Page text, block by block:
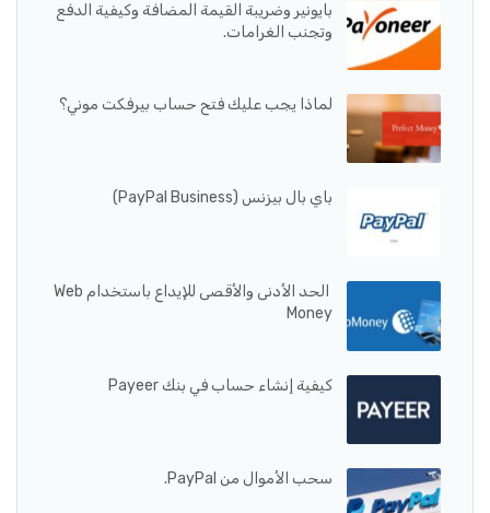
بايونير وضريبة القيمة المضافة وكيفية الدفع
وتجنب الغرامات.
لماذا يجب عليك فتح حساب بيرفكت موني؟
باي بال بيزنس (PayPal Business)
الحد الأدنى والأقصى للإيداع باستخدام Web
Money
كيفية إنشاء حساب في بنك Payeer
سحب الأموال من PayPal.